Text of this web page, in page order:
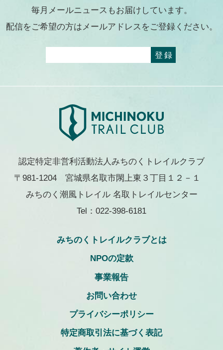
毎月メールニュースもお届けしています。
配信をご希望の方はメールアドレスをご登録ください。
認定特定非営利活動法人みちのくトレイルクラブ
〒981-1204 宮城県名取市閖上東３丁目１２－１
みちのく潮風トレイル 名取トレイルセンター
Tel：022-398-6181
みちのくトレイルクラブとは
NPOの定款
事業報告
お問い合わせ
プライバシーポリシー
特定商取引法に基づく表記